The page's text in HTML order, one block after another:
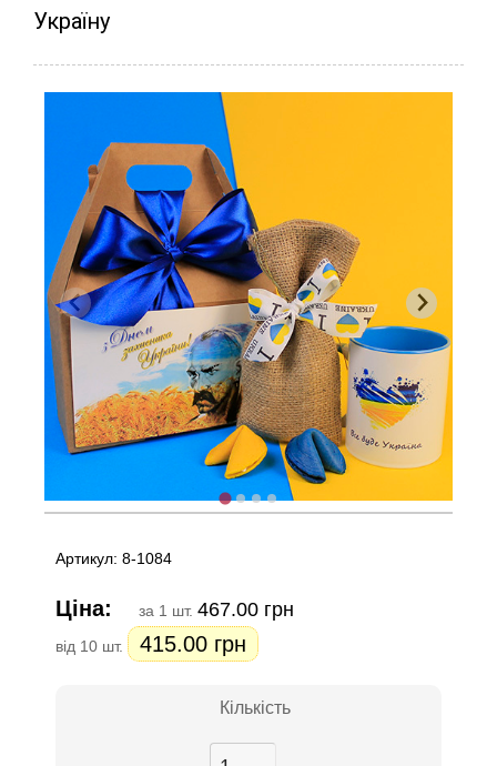
Україну
Артикул: 8-1084
Ціна: за 1 шт. 467.00 грн
від 10 шт. 415.00 грн
Кількість